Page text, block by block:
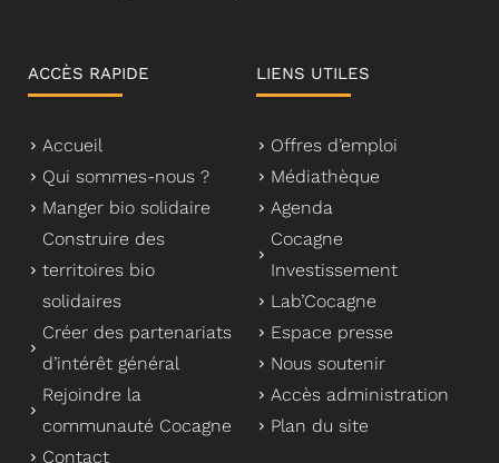
ACCÈS RAPIDE
Accueil
Qui sommes-nous ?
Manger bio solidaire
Construire des
territoires bio
solidaires
Créer des partenariats
d’intérêt général
Rejoindre la
communauté Cocagne
Contact
LIENS UTILES
Offres d’emploi
Médiathèque
Agenda
Cocagne
Investissement
Lab’Cocagne
Espace presse
Nous soutenir
Accès administration
Plan du site